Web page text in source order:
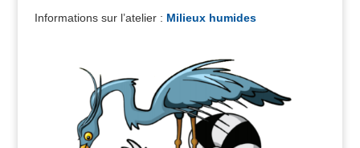
Informations sur l’atelier : Milieux humides